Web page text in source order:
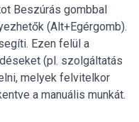
Beszúrás gombbal
(Alt+Egérgomb).
Ezen felül a
(pl. szolgáltatás
melyek felvitelkor
a manuális munkát.